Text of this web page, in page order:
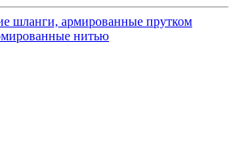
шланги, армированные прутком
нитью